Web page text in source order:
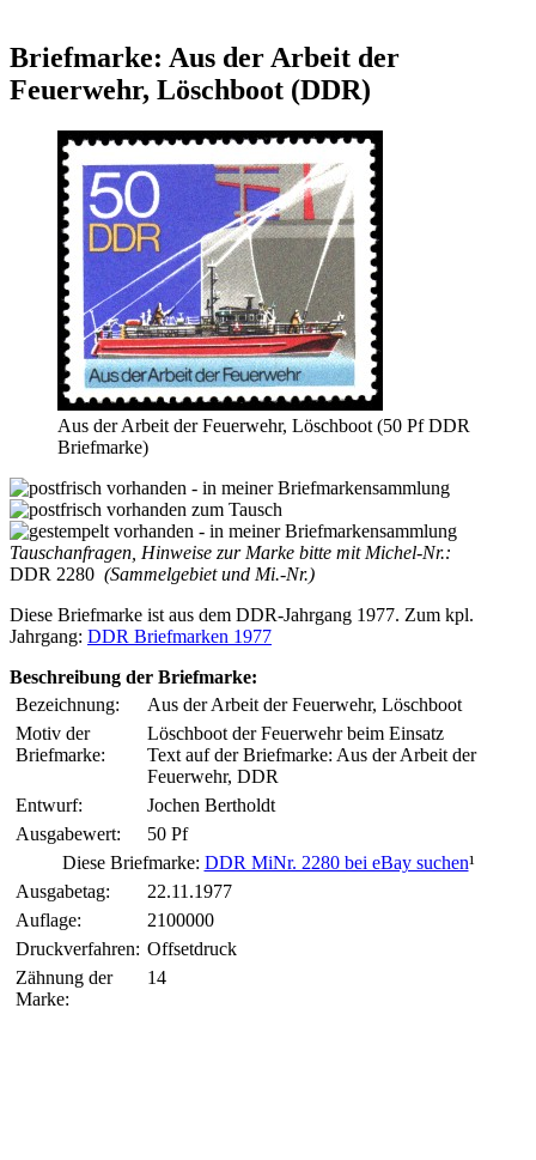
Briefmarke: Aus der Arbeit der
Feuerwehr, Löschboot (DDR)
Aus der Arbeit der Feuerwehr, Löschboot (50 Pf DDR
Briefmarke)
Tauschanfragen, Hinweise zur Marke bitte mit Michel-Nr.:
DDR 2280 (Sammelgebiet und Mi.-Nr.)
Diese Briefmarke ist aus dem DDR-Jahrgang 1977. Zum kpl.
Jahrgang: DDR Briefmarken 1977
Beschreibung der Briefmarke:
Bezeichnung:
Aus der Arbeit der Feuerwehr, Löschboot
Motiv der
Briefmarke:
Löschboot der Feuerwehr beim Einsatz
Text auf der Briefmarke: Aus der Arbeit der
Feuerwehr, DDR
Entwurf:
Jochen Bertholdt
Ausgabewert:
50 Pf
Diese Briefmarke: DDR MiNr. 2280 bei eBay suchen¹
Ausgabetag:
22.11.1977
Auflage:
2100000
Druckverfahren: Offsetdruck
Zähnung der
Marke:
14